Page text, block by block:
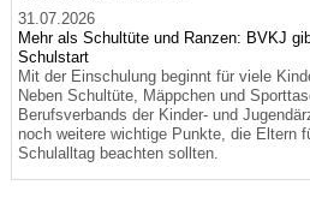
31.07.2026
Mehr als Schultüte und Ranzen: BVKJ
Schulstart
Mit der Einschulung beginnt für viele
Neben Schultüte, Mäppchen und
Berufsverbands der Kinder- und
noch weitere wichtige Punkte, die Eltern
Schulalltag beachten sollten.